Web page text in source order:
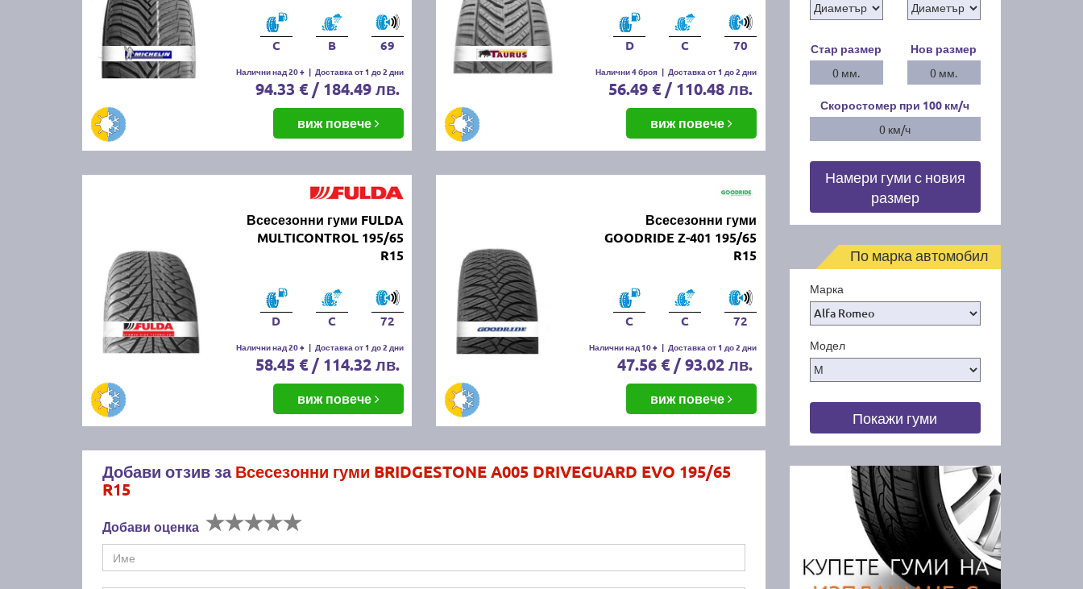
C B 69
Налични над 20 + | Доставка от 1 до 2 дни
94.33 € / 184.49 лв.
виж повече
D C 70
Налични 4 броя | Доставка от 1 до 2 дни
56.49 € / 110.48 лв.
виж повече
Всесезонни гуми FULDA
MULTICONTROL 195/65
R15
D C 72
Налични над 20 + | Доставка от 1 до 2 дни
58.45 € / 114.32 лв.
виж повече
Всесезонни гуми
GOODRIDE Z-401 195/65
R15
C C 72
Налични над 10 + | Доставка от 1 до 2 дни
47.56 € / 93.02 лв.
виж повече
Добави отзив заВсесезонни гуми BRIDGESTONE A005 DRIVEGUARD EVO 195/65
R15
Добави оценка
Стар размер
0 мм.
Нов размер
0 мм.
Скоростомер при 100 км/ч
0 км/ч
Намери гуми с новия
размер
По марка автомобил
Марка
Модел
Покажи гуми